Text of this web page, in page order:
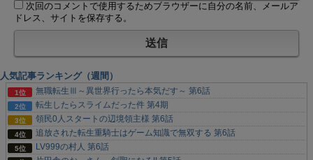
次回のコメントで使用するためブラウザーに自分の名前、メールア
ドレス、サイトを保存する。
人気記事ランキング（週間）
無職転生Ⅲ～異世界行ったら本気だす～ 第6話
転生したらスライムだった件 第4期
領民0人スタートの辺境領主様 第6話
追放された転生重騎士はゲーム知識で無双する 第6話
LV999の村人 第6話